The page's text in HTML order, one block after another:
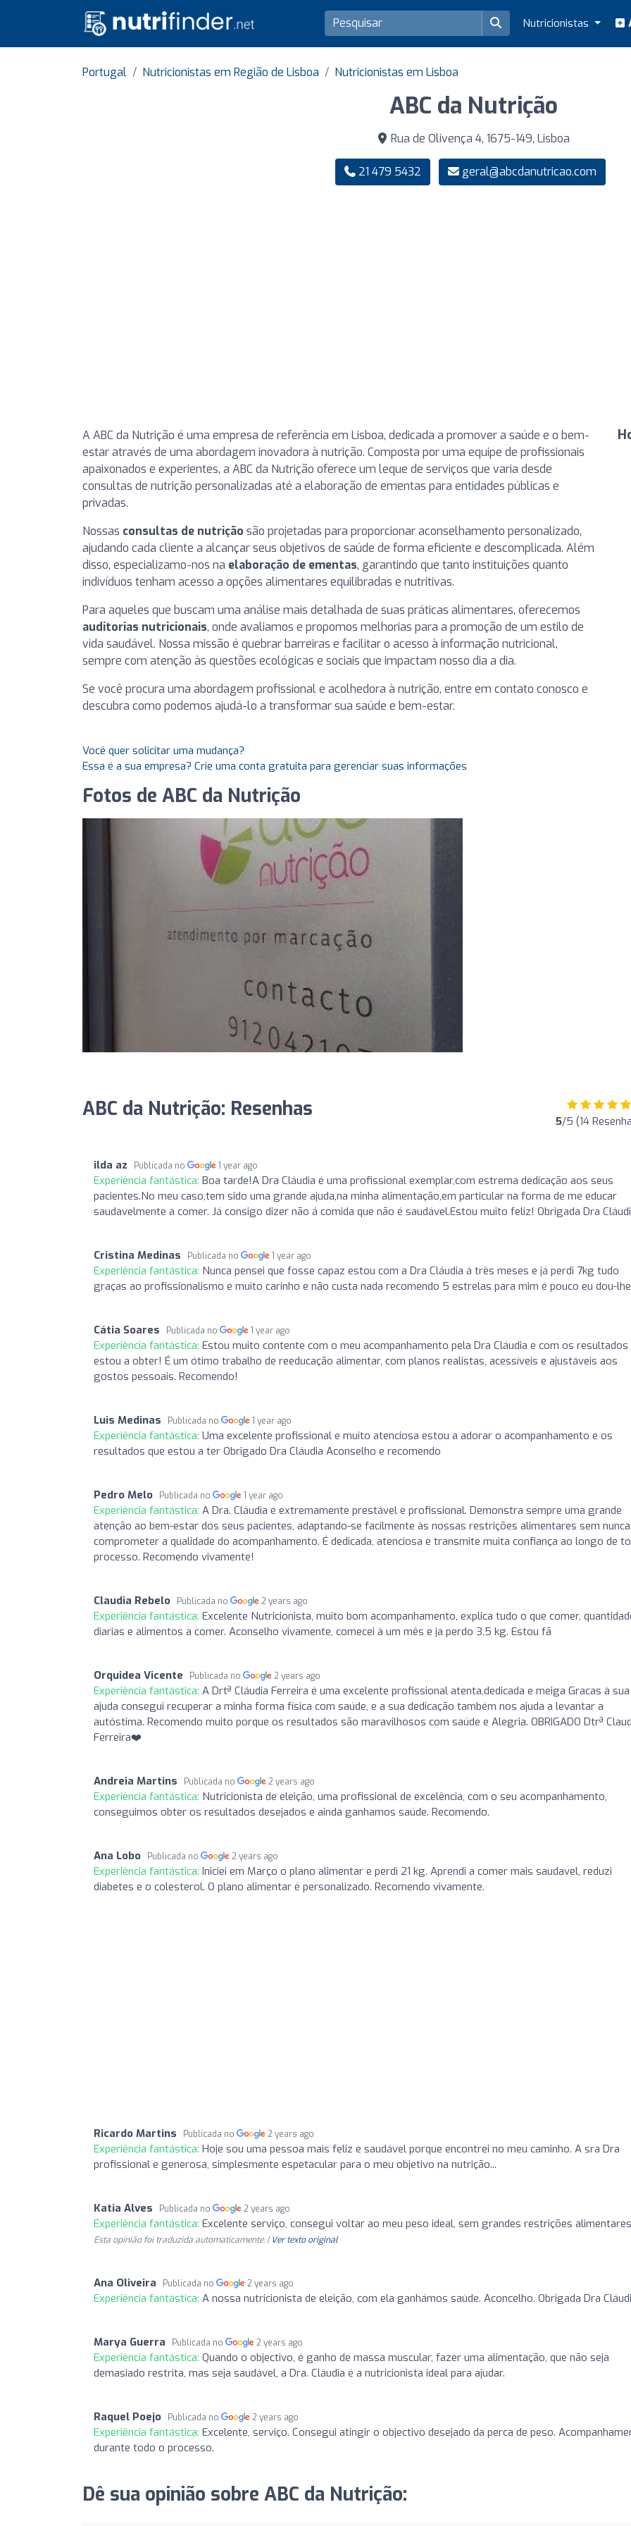
Nutricionistas
Portugal Nutricionistas em Região de Lisboa Nutricionistas em Lisboa
ABC da Nutrição
Rua de Olivença 4, 1675-149, Lisboa
21 479 5432 geral@abcdanutricao.com
A ABC da Nutrição é uma empresa de referência em Lisboa, dedicada a promover a saúde e o bem-
estar através de uma abordagem inovadora à nutrição. Composta por uma equipe de profissionais
apaixonados e experientes, a ABC da Nutrição oferece um leque de serviços que varia desde
consultas de nutrição personalizadas até a elaboração de ementas para entidades públicas e
privadas.
Nossas consultas de nutrição são projetadas para proporcionar aconselhamento personalizado,
ajudando cada cliente a alcançar seus objetivos de saúde de forma eficiente e descomplicada. Além
disso, especializamo-nos na elaboração de ementas, garantindo que tanto instituições quanto
indivíduos tenham acesso a opções alimentares equilibradas e nutritivas.
Para aqueles que buscam uma análise mais detalhada de suas práticas alimentares, oferecemos
auditorias nutricionais, onde avaliamos e propomos melhorias para a promoção de um estilo de
vida saudável. Nossa missão é quebrar barreiras e facilitar o acesso à informação nutricional,
sempre com atenção às questões ecológicas e sociais que impactam nosso dia a dia.
Se você procura uma abordagem profissional e acolhedora à nutrição, entre em contato conosco e
descubra como podemos ajudá-lo a transformar sua saúde e bem-estar.
Você quer solicitar uma mudança?
Essa é a sua empresa? Crie uma conta gratuita para gerenciar suas informações
Fotos de ABC da Nutrição
ABC da Nutrição: Resenhas 5/5 (14
ilda az Publicada no 1 year ago
Experiência fantástica: Boa tarde!A Dra Cláudia é uma profissional exemplar,com estrema dedicação aos seus
pacientes.No meu caso,tem sido uma grande ajuda,na minha alimentação,em particular na forma de me educar
saudavelmente a comer. Já consigo dizer não á comida que não é saudável.Estou muito feliz! Obrigada Dra
Cristina Medinas Publicada no 1 year ago
Experiência fantástica: Nunca pensei que fosse capaz estou com a Dra Cláudia á três meses e já perdi 7kg tudo
graças ao profissionalismo e muito carinho e não custa nada recomendo 5 estrelas para mim é pouco eu dou-lhe
Cátia Soares Publicada no 1 year ago
Experiência fantástica: Estou muito contente com o meu acompanhamento pela Dra Cláudia e com os resultados
estou a obter! É um ótimo trabalho de reeducação alimentar, com planos realistas, acessíveis e ajustáveis aos
gostos pessoais. Recomendo!
Luis Medinas Publicada no 1 year ago
Experiência fantástica: Uma excelente profissional e muito atenciosa estou a adorar o acompanhamento e os
resultados que estou a ter Obrigado Dra Cláudia Aconselho e recomendo
Pedro Melo Publicada no 1 year ago
Experiência fantástica: A Dra. Cláudia é extremamente prestável e profissional. Demonstra sempre uma grande
atenção ao bem-estar dos seus pacientes, adaptando-se facilmente às nossas restrições alimentares sem nunca
comprometer a qualidade do acompanhamento. É dedicada, atenciosa e transmite muita confiança ao longo de
processo. Recomendo vivamente!
Claudia Rebelo Publicada no 2 years ago
Experiência fantástica: Excelente Nutricionista, muito bom acompanhamento, explica tudo o que comer,
diarias e alimentos a comer. Aconselho vivamente, comecei à um mês e ja perdo 3,5 kg. Estou fã
Orquidea Vicente Publicada no 2 years ago
Experiência fantástica: A Drtª Cláudia Ferreira é uma excelente profissional atenta,dedicada e meiga Gracas à sua
ajuda consegui recuperar a minha forma física com saúde, e a sua dedicação também nos ajuda a levantar a
autóstima. Recomendo muito porque os resultados são maravilhosos com saúde e Alegria. OBRIGADO Dtrª
Ferreira❤️
Andreia Martins Publicada no 2 years ago
Experiência fantástica: Nutricionista de eleição, uma profissional de excelência, com o seu acompanhamento,
conseguimos obter os resultados desejados e ainda ganhamos saúde. Recomendo.
Ana Lobo Publicada no 2 years ago
Experiência fantástica: Iniciei em Março o plano alimentar e perdi 21 kg. Aprendi a comer mais saudavel, reduzi
diabetes e o colesterol. O plano alimentar é personalizado. Recomendo vivamente.
Ricardo Martins Publicada no 2 years ago
Experiência fantástica: Hoje sou uma pessoa mais feliz e saudável porque encontrei no meu caminho. A sra Dra
profissional e generosa, simplesmente espetacular para o meu objetivo na nutrição...
Katia Alves Publicada no 2 years ago
Experiência fantástica: Excelente serviço, consegui voltar ao meu peso ideal, sem grandes restrições
Esta opinião foi traduzida automaticamente. | Ver texto original
Ana Oliveira Publicada no 2 years ago
Experiência fantástica: A nossa nutricionista de eleição, com ela ganhámos saúde. Aconcelho. Obrigada Dra
Marya Guerra Publicada no 2 years ago
Experiência fantástica: Quando o objectivo, é ganho de massa muscular, fazer uma alimentação, que não seja
demasiado restrita, mas seja saudável, a Dra. Cláudia é a nutricionista ideal para ajudar.
Raquel Poejo Publicada no 2 years ago
Experiência fantástica: Excelente, serviço. Consegui atingir o objectivo desejado da perca de peso.
durante todo o processo.
Dê sua opinião sobre ABC da Nutrição: